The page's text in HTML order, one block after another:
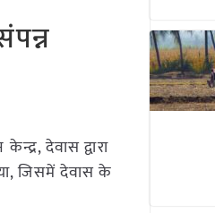
देवास द्वारा
जिसमें देवास के